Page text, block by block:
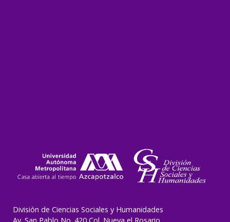
División de Ciencias Sociales y Humanidades